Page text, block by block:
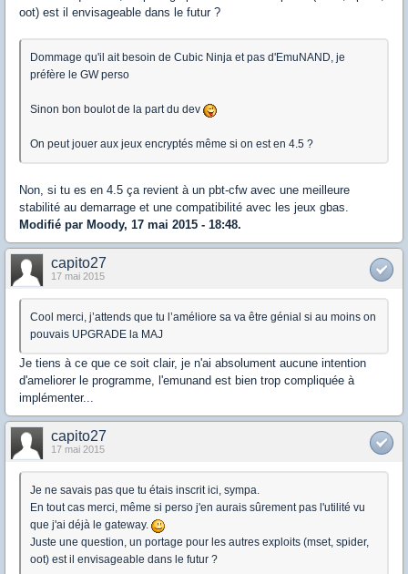
oot) est il envisageable dans le futur ?
Dommage qu'il ait besoin de Cubic Ninja et pas d'EmuNAND, je
préfère le GW perso
Sinon bon boulot de la part du dev
On peut jouer aux jeux encryptés même si on est en 4.5 ?
Non, si tu es en 4.5 ça revient à un pbt-cfw avec une meilleure
stabilité au demarrage et une compatibilité avec les jeux gbas.
Modifié par Moody, 17 mai 2015 - 18:48.
capito27
17 mai 2015
Cool merci, j’attends que tu l’améliore sa va être génial si au moins on
pouvais UPGRADE la MAJ
Je tiens à ce que ce soit clair, je n'ai absolument aucune intention
d'ameliorer le programme, l'emunand est bien trop compliquée à
implémenter...
capito27
17 mai 2015
Je ne savais pas que tu étais inscrit ici, sympa.
En tout cas merci, même si perso j'en aurais sûrement pas l'utilité vu
que j'ai déjà le gateway.
Juste une question, un portage pour les autres exploits (mset, spider,
oot) est il envisageable dans le futur ?